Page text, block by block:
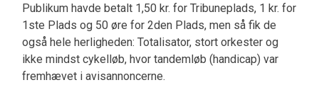
Publikum havde betalt 1,50 kr. for Tribuneplads, 1 kr. for
1ste Plads og 50 øre for 2den Plads, men så fik de
også hele herligheden: Totalisator, stort orkester og
ikke mindst cykelløb, hvor tandemløb (handicap) var
fremhævet i avisannoncerne.